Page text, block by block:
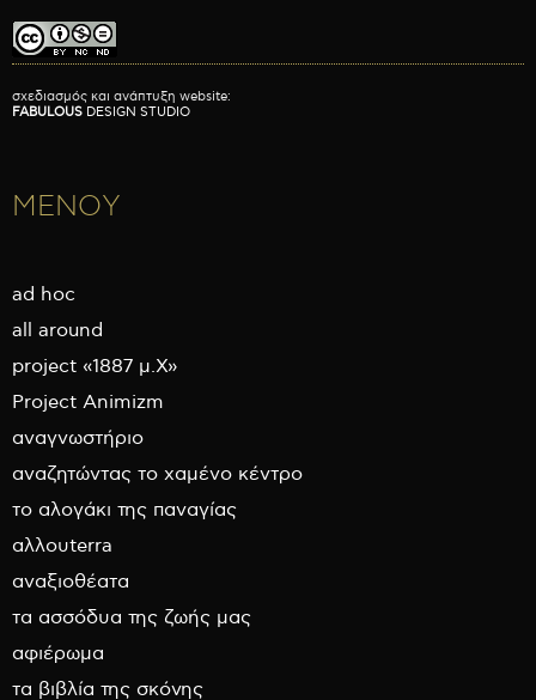
σχεδιασμός και ανάπτυξη website:
FABULOUS DESIGN STUDIO
ΜΕΝΟΥ
ad hoc
all around
project «1887 μ.Χ»
Project Animizm
αναγνωστήριο
αναζητώντας το χαμένο κέντρο
το αλογάκι της παναγίας
αλλουterra
αναξιοθέατα
τα ασσόδυα της ζωής μας
αφιέρωμα
τα βιβλία της σκόνης